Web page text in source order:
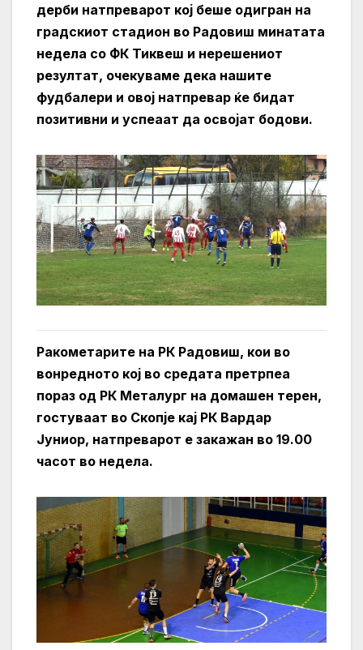
дерби натпреварот кој беше одигран на
градскиот стадион во Радовиш минатата
недела со ФК Тиквеш и нерешениот
резултат, очекуваме дека нашите
фудбалери и овој натпревар ќе бидат
позитивни и успеаат да освојат бодови.
Ракометарите на РК Радовиш, кои во
вонредното кој во средата претрпеа
пораз од РК Металург на домашен терен,
гостуваат во Скопје кај РК Вардар
Јуниор, натпреварот е закажан во 19.00
часот во недела.